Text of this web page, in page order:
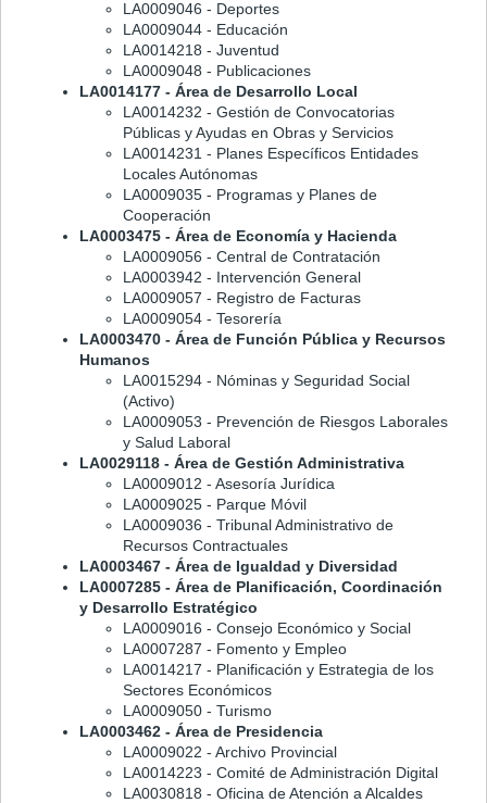
LA0009046 - Deportes
LA0009044 - Educación
LA0014218 - Juventud
LA0009048 - Publicaciones
LA0014177 - Área de Desarrollo Local
LA0014232 - Gestión de Convocatorias
Públicas y Ayudas en Obras y Servicios
LA0014231 - Planes Específicos Entidades
Locales Autónomas
LA0009035 - Programas y Planes de
Cooperación
LA0003475 - Área de Economía y Hacienda
LA0009056 - Central de Contratación
LA0003942 - Intervención General
LA0009057 - Registro de Facturas
LA0009054 - Tesorería
LA0003470 - Área de Función Pública y Recursos
Humanos
LA0015294 - Nóminas y Seguridad Social
(Activo)
LA0009053 - Prevención de Riesgos Laborales
y Salud Laboral
LA0029118 - Área de Gestión Administrativa
LA0009012 - Asesoría Jurídica
LA0009025 - Parque Móvil
LA0009036 - Tribunal Administrativo de
Recursos Contractuales
LA0003467 - Área de Igualdad y Diversidad
LA0007285 - Área de Planificación, Coordinación
y Desarrollo Estratégico
LA0009016 - Consejo Económico y Social
LA0007287 - Fomento y Empleo
LA0014217 - Planificación y Estrategia de los
Sectores Económicos
LA0009050 - Turismo
LA0003462 - Área de Presidencia
LA0009022 - Archivo Provincial
LA0014223 - Comité de Administración Digital
LA0030818 - Oficina de Atención a Alcaldes